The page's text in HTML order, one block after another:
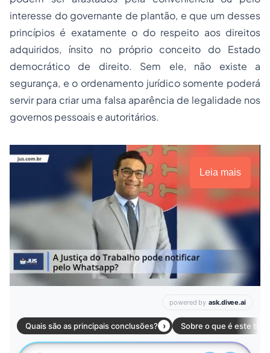
interesse do governante de plantão, e que um desses
princípios é exatamente o do respeito aos direitos
adquiridos, ínsito no próprio conceito do Estado
democrático de direito. Sem ele, não existe a
segurança, e o ordenamento jurídico somente poderá
servir para criar uma falsa aparência de legalidade nos
governos pessoais e autoritários.
Leia mais